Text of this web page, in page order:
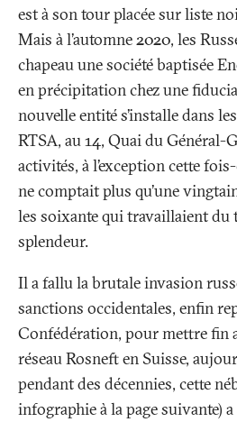
est à son tour placée sur liste
Mais à l’automne 2020, les
chapeau une société baptisée
en précipitation chez une
nouvelle entité s’installe dans
RTSA, au 14, Quai du Général-
activités, à l’exception cette
ne comptait plus qu’une
les soixante qui travaillaient du
splendeur.
Il a fallu la brutale invasion
sanctions occidentales, enfin
Confédération, pour mettre fin
réseau Rosneft en Suisse,
pendant des décennies, cette
infographie à la page suivante)